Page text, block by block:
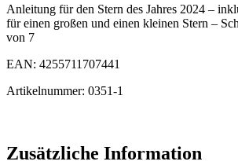
Anleitung für den Stern des Jahres 2024 –
für einen großen und einen kleinen Stern –
von 7
EAN: 4255711707441
Artikelnummer: 0351-1
Zusätzliche Information